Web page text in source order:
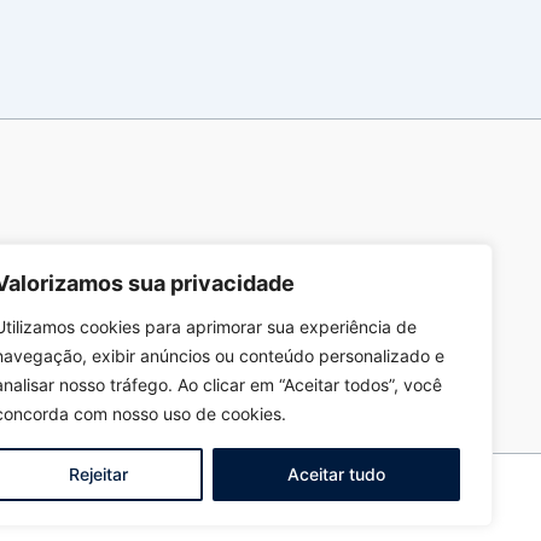
sua privacidade
cookies para aprimorar sua experiência de
exibir anúncios ou conteúdo personalizado e
nosso tráfego. Ao clicar em “Aceitar todos”, você
com nosso uso de cookies.
Rejeitar Aceitar tudo